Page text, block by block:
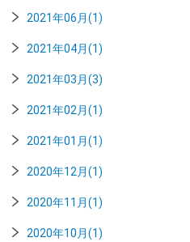
2021年06月(1)
2021年04月(1)
2021年03月(3)
2021年02月(1)
2021年01月(1)
2020年12月(1)
2020年11月(1)
2020年10月(1)